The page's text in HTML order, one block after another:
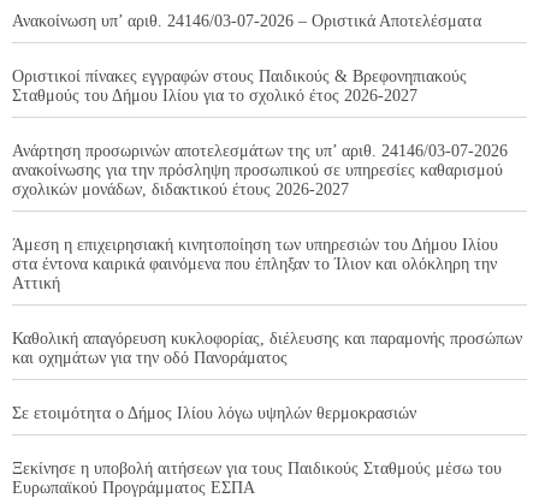
Ανακοίνωση υπ’ αριθ. 24146/03-07-2026 – Οριστικά Αποτελέσματα
Οριστικοί πίνακες εγγραφών στους Παιδικούς & Βρεφονηπιακούς
Σταθμούς του Δήμου Ιλίου για το σχολικό έτος 2026-2027
Ανάρτηση προσωρινών αποτελεσμάτων της υπ’ αριθ. 24146/03-07-2026
ανακοίνωσης για την πρόσληψη προσωπικού σε υπηρεσίες καθαρισμού
σχολικών μονάδων, διδακτικού έτους 2026-2027
Άμεση η επιχειρησιακή κινητοποίηση των υπηρεσιών του Δήμου Ιλίου
στα έντονα καιρικά φαινόμενα που έπληξαν το Ίλιον και ολόκληρη την
Αττική
Καθολική απαγόρευση κυκλοφορίας, διέλευσης και παραμονής προσώπων
και οχημάτων για την οδό Πανοράματος
Σε ετοιμότητα ο Δήμος Ιλίου λόγω υψηλών θερμοκρασιών
Ξεκίνησε η υποβολή αιτήσεων για τους Παιδικούς Σταθμούς μέσω του
Ευρωπαϊκού Προγράμματος ΕΣΠΑ